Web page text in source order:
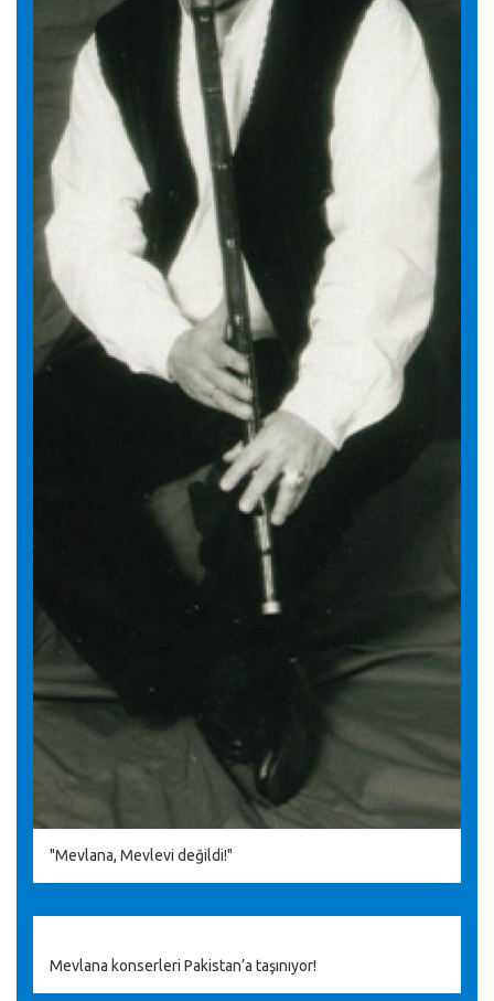
"Mevlana, Mevlevi değildi!"
Mevlana konserleri Pakistan’a taşınıyor!